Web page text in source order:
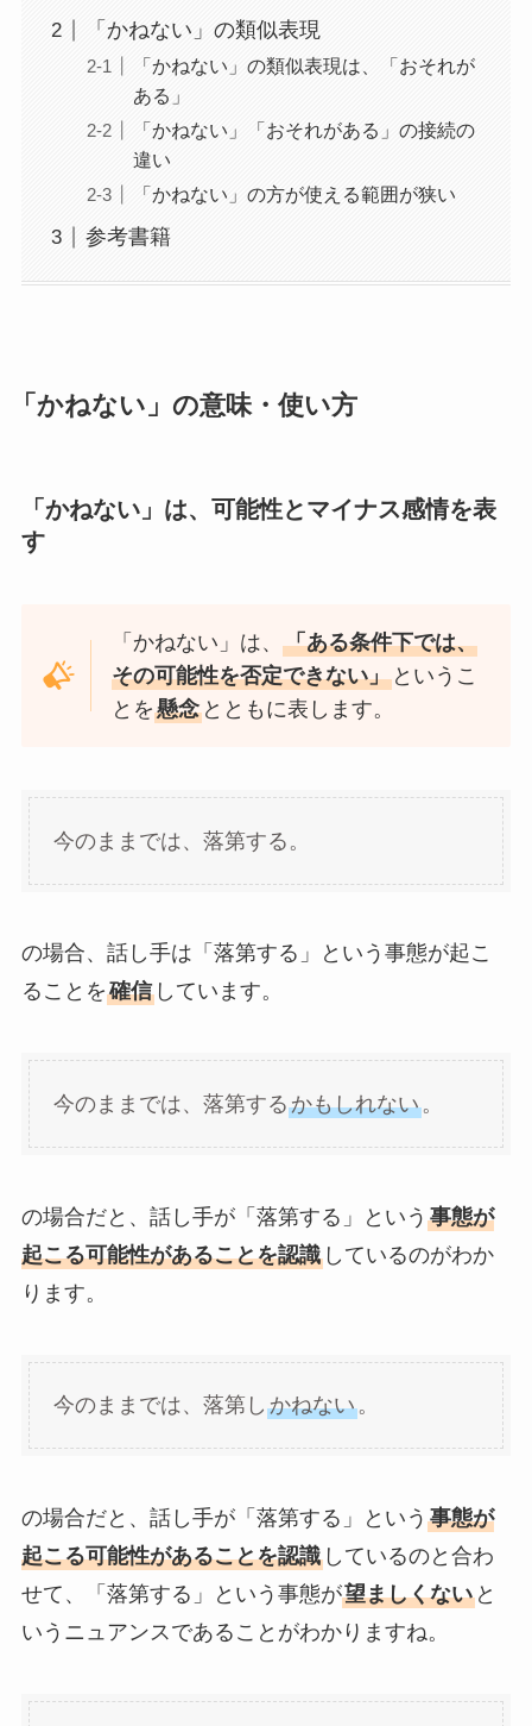
「かねない」の類似表現
「かねない」の類似表現は、「おそれが
ある」
「かねない」「おそれがある」の接続の
違い
「かねない」の方が使える範囲が狭い
参考書籍
「かねない」の意味・使い方
「かねない」は、可能性とマイナス感情を表
す
「かねない」は、「ある条件下では、
その可能性を否定できない」 というこ
とを懸念 とともに表します。
今のままでは、落第する。
の場合、話し手は「落第する」という事態が起こ
ることを確信しています。
今のままでは、落第するかもしれない。
の場合だと、話し手が「落第する」という 事態が
起こる可能性があることを認識しているのがわか
ります。
今のままでは、落第し かねない。
の場合だと、話し手が「落第する」という 事態が
起こる可能性があることを認識しているのと合わ
せて、「落第する」という事態が望ましくないと
いうニュアンスであることがわかりますね。